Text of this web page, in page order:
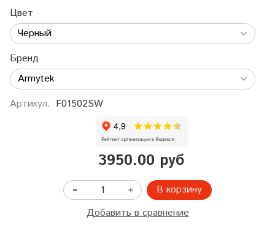
Цвет
Бренд
Артикул: F01502SW
3950.00 руб
В корзину
Добавить в сравнение